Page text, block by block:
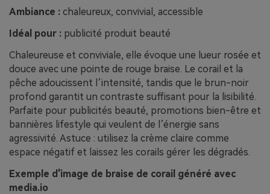
Ambiance : chaleureux, convivial, accessible
Idéal pour : publicité produit beauté
Chaleureuse et conviviale, elle évoque une lueur rosée et
douce avec une pointe de rouge braise. Le corail et la
pêche adoucissent l’intensité, tandis que le brun-noir
profond garantit un contraste suffisant pour la lisibilité.
Parfaite pour publicités beauté, promotions bien-être et
bannières lifestyle qui veulent de l’énergie sans
agressivité. Astuce : utilisez la crème claire comme
espace négatif et laissez les corails gérer les dégradés.
Exemple d'image de braise de corail généré avec
media.io